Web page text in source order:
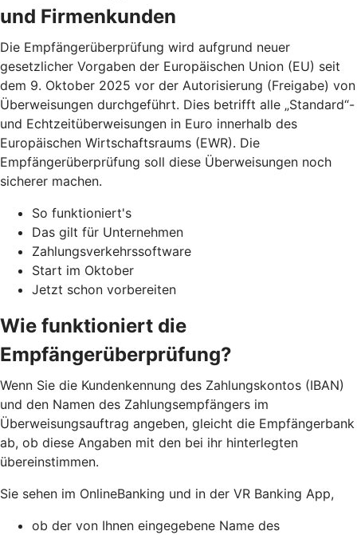
und Firmenkunden
Die Empfängerüberprüfung wird aufgrund neuer
gesetzlicher Vorgaben der Europäischen Union (EU) seit
dem 9. Oktober 2025 vor der Autorisierung (Freigabe) von
Überweisungen durchgeführt. Dies betrifft alle „Standard“-
und Echtzeitüberweisungen in Euro innerhalb des
Europäischen Wirtschaftsraums (EWR). Die
Empfängerüberprüfung soll diese Überweisungen noch
sicherer machen.
So funktioniert's
Das gilt für Unternehmen
Zahlungsverkehrssoftware
Start im Oktober
Jetzt schon vorbereiten
Wie funktioniert die
Empfängerüberprüfung?
Wenn Sie die Kundenkennung des Zahlungskontos (IBAN)
und den Namen des Zahlungsempfängers im
Überweisungsauftrag angeben, gleicht die Empfängerbank
ab, ob diese Angaben mit den bei ihr hinterlegten
übereinstimmen.
Sie sehen im OnlineBanking und in der VR Banking App,
ob der von Ihnen eingegebene Name des